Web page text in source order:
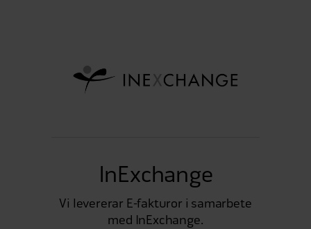
InExchange
Vi levererar E-fakturor i samarbete
med InExchange.